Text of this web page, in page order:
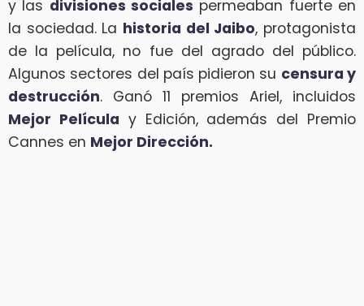
y las divisiones sociales permeaban fuerte en
la sociedad. La historia del Jaibo, protagonista
de la película, no fue del agrado del público.
Algunos sectores del país pidieron su censura y
destrucción. Ganó 11 premios Ariel, incluidos
Mejor Película y Edición, además del Premio
Cannes en Mejor Dirección.